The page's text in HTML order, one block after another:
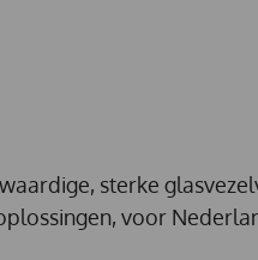
sterke
voor